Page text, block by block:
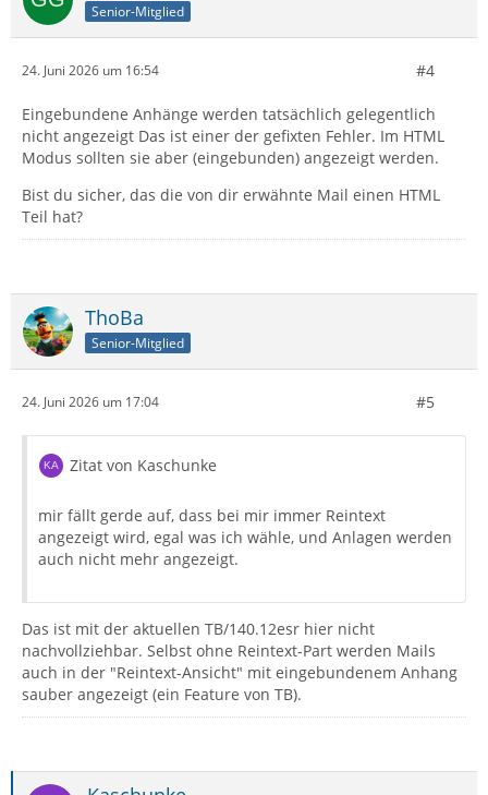
Senior-Mitglied
24. Juni 2026 um 16:54 #4
Eingebundene Anhänge werden tatsächlich gelegentlich
nicht angezeigt Das ist einer der gefixten Fehler. Im HTML
Modus sollten sie aber (eingebunden) angezeigt werden.
Bist du sicher, das die von dir erwähnte Mail einen HTML
Teil hat?
ThoBa
Senior-Mitglied
24. Juni 2026 um 17:04 #5
Zitat von Kaschunke
mir fällt gerde auf, dass bei mir immer Reintext
angezeigt wird, egal was ich wähle, und Anlagen werden
auch nicht mehr angezeigt.
Das ist mit der aktuellen TB/140.12esr hier nicht
nachvollziehbar. Selbst ohne Reintext-Part werden Mails
auch in der "Reintext-Ansicht" mit eingebundenem Anhang
sauber angezeigt (ein Feature von TB).